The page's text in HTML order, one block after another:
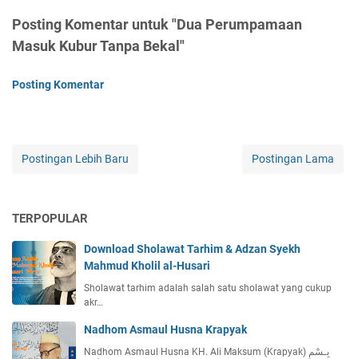
Posting Komentar untuk "Dua Perumpamaan
Masuk Kubur Tanpa Bekal"
Posting Komentar
Postingan Lebih Baru Postingan Lama
TERPOPULAR
Download Sholawat Tarhim & Adzan Syekh
Mahmud Kholil al-Husari
Sholawat tarhim adalah salah satu sholawat yang cukup
akr…
Nadhom Asmaul Husna Krapyak
Nadhom Asmaul Husna KH. Ali Maksum (Krapyak) بِـسْمِ